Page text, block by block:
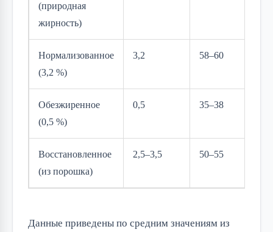
(природная
жирность)
Нормализованное
(3,2 %)
3,2 58–60
Обезжиренное
(0,5 %)
0,5 35–38
Восстановленное
(из порошка)
2,5–3,5 50–55
Данные приведены по средним значениям из